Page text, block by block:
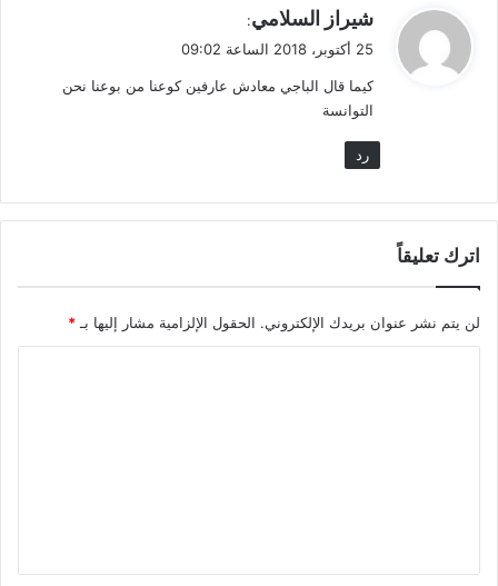
ي
ق
ل
شيراز السلامي:
25 أكتوبر، 2018 الساعة 09:02
كيما قال الباجي معادش عارفين كوعنا من بوعنا نحن
التوانسة
رد
اترك تعليقاً
لن يتم نشر عنوان بريدك الإلكتروني. الحقول الإلزامية مشار إليها بـ*